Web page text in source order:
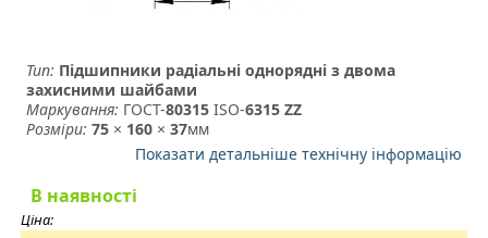
Тип: Підшипники радіальні однорядні з двома
захисними шайбами
Маркування: ГОСТ-80315 ­ ISO-6315 ZZ
Розміри: 75 × 160 ×37мм
Показати детальніше технічну інформацію
В наявності
Ціна: